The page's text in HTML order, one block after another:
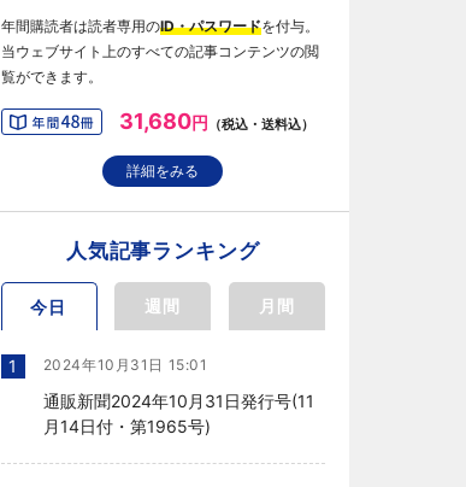
年間購読者は読者専用のID・パスワードを付与。
当ウェブサイト上のすべての記事コンテンツの閲
覧ができます。
31,680円 （税込・送料込）
詳細をみる
人気記事ランキング
今日 週間 月間
1 2024年10月31日 15:01
通販新聞2024年10月31日発行号(11
月14日付・第1965号)